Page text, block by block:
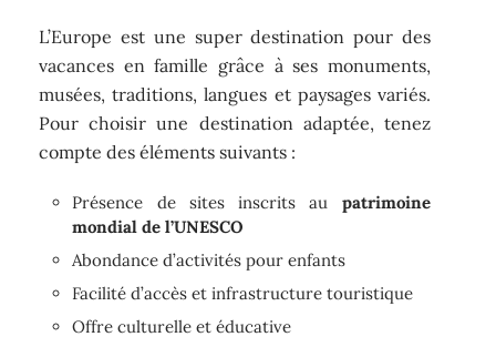
L’Europe est une super destination pour des
vacances en famille grâce à ses monuments,
musées, traditions, langues et paysages variés.
Pour choisir une destination adaptée, tenez
compte des éléments suivants :
Présence de sites inscrits au patrimoine
mondial de l’UNESCO
Abondance d’activités pour enfants
Facilité d’accès et infrastructure touristique
Offre culturelle et éducative